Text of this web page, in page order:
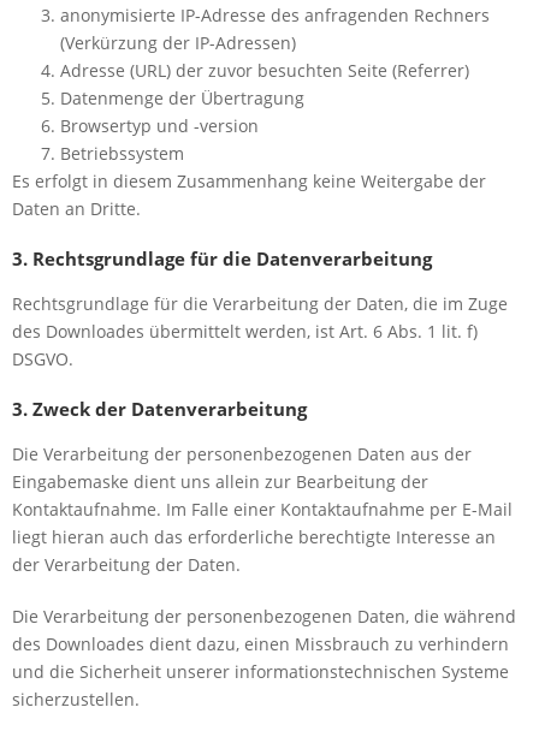
anonymisierte IP-Adresse des anfragenden Rechners
(Verkürzung der IP-Adressen)
Adresse (URL) der zuvor besuchten Seite (Referrer)
Datenmenge der Übertragung
Browsertyp und -version
Betriebssystem
Es erfolgt in diesem Zusammenhang keine Weitergabe der
Daten an Dritte.
3. Rechtsgrundlage für die Datenverarbeitung
Rechtsgrundlage für die Verarbeitung der Daten, die im Zuge
des Downloades übermittelt werden, ist Art. 6 Abs. 1 lit. f)
DSGVO.
3. Zweck der Datenverarbeitung
Die Verarbeitung der personenbezogenen Daten aus der
Eingabemaske dient uns allein zur Bearbeitung der
Kontaktaufnahme. Im Falle einer Kontaktaufnahme per E-Mail
liegt hieran auch das erforderliche berechtigte Interesse an
der Verarbeitung der Daten.
Die Verarbeitung der personenbezogenen Daten, die während
des Downloades dient dazu, einen Missbrauch zu verhindern
und die Sicherheit unserer informationstechnischen Systeme
sicherzustellen.